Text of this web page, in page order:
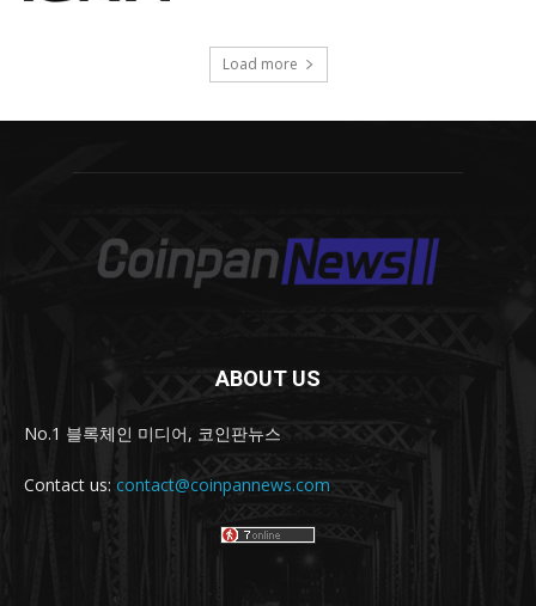
ABOUT US
No.1 블록체인 미디어, 코인판뉴스
Contact us: contact@coinpannews.com